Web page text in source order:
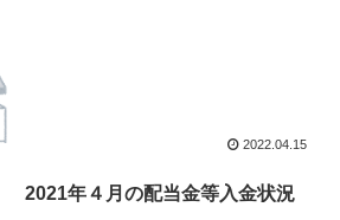
2022.04.15
2021年４月の配当金等入金状況